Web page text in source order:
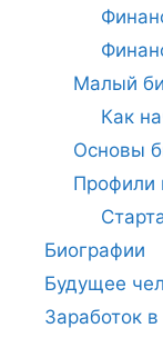
Малый
Как
Основы
Профили
Биографии
Будущее
Заработок